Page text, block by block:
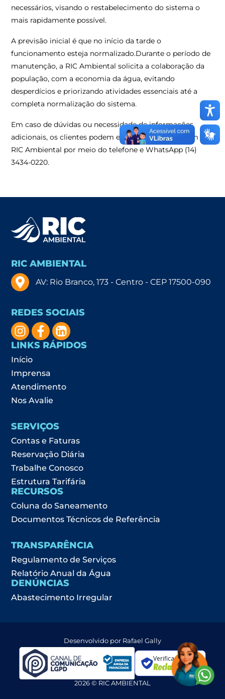
necessários, visando o restabelecimento do sistema o
mais rapidamente possível.
A previsão inicial é que no início da tarde o
funcionamento esteja normalizado.Durante o período de
manutenção, a RIC Ambiental solicita a colaboração da
população, com a economia da água, evitando
desperdícios e priorizando atividades essenciais até a
completa normalização do sistema.
Em caso de dúvidas ou necessidade de informações
adicionais, os clientes podem entrar em contato com a
RIC Ambiental por meio do telefone e WhatsApp (14)
3434-0220.
RIC AMBIENTAL
AV: Rio Branco, 173 - Centro - CEP 17500-090
REDES SOCIAIS
LINKS RÁPIDOS
Início
Imprensa
Atendimento
Nos Avalie
SERVIÇOS
Contas e Faturas
Reservação Diária
Trabalhe Conosco
Estrutura Tarifária
RECURSOS
Coluna do Saneamento
Documentos Técnicos de Referência
TRANSPARÊNCIA
Regulamento de Serviços
Relatório Anual da Água
DENÚNCIAS
Abastecimento Irregular
2026 © RIC AMBIENTAL
Verificada por
Desenvolvido por Rafael Gally